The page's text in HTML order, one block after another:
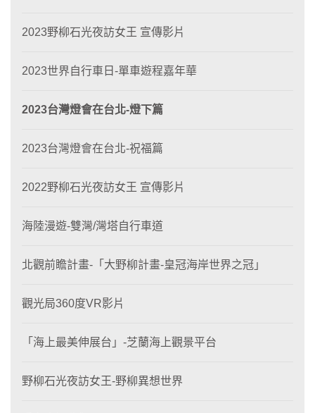
2023野柳石光夜訪女王 宣傳影片
2023世界自行車日-單車遊程嘉年華
2023台灣燈會在台北-燈下篇
2023台灣燈會在台北-祝福篇
2022野柳石光夜訪女王 宣傳影片
海陸漫遊-雙灣/灣塔自行車道
北觀前瞻計畫-「大野柳計畫-皇冠海岸世界之冠」
觀光局360度VR影片
「海上最美伸展台」-芝蘭海上觀景平台
野柳石光夜訪女王-野柳異想世界